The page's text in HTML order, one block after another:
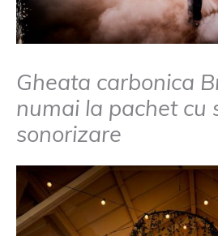
Gheata carbonica
numai la pachet cu
sonorizare